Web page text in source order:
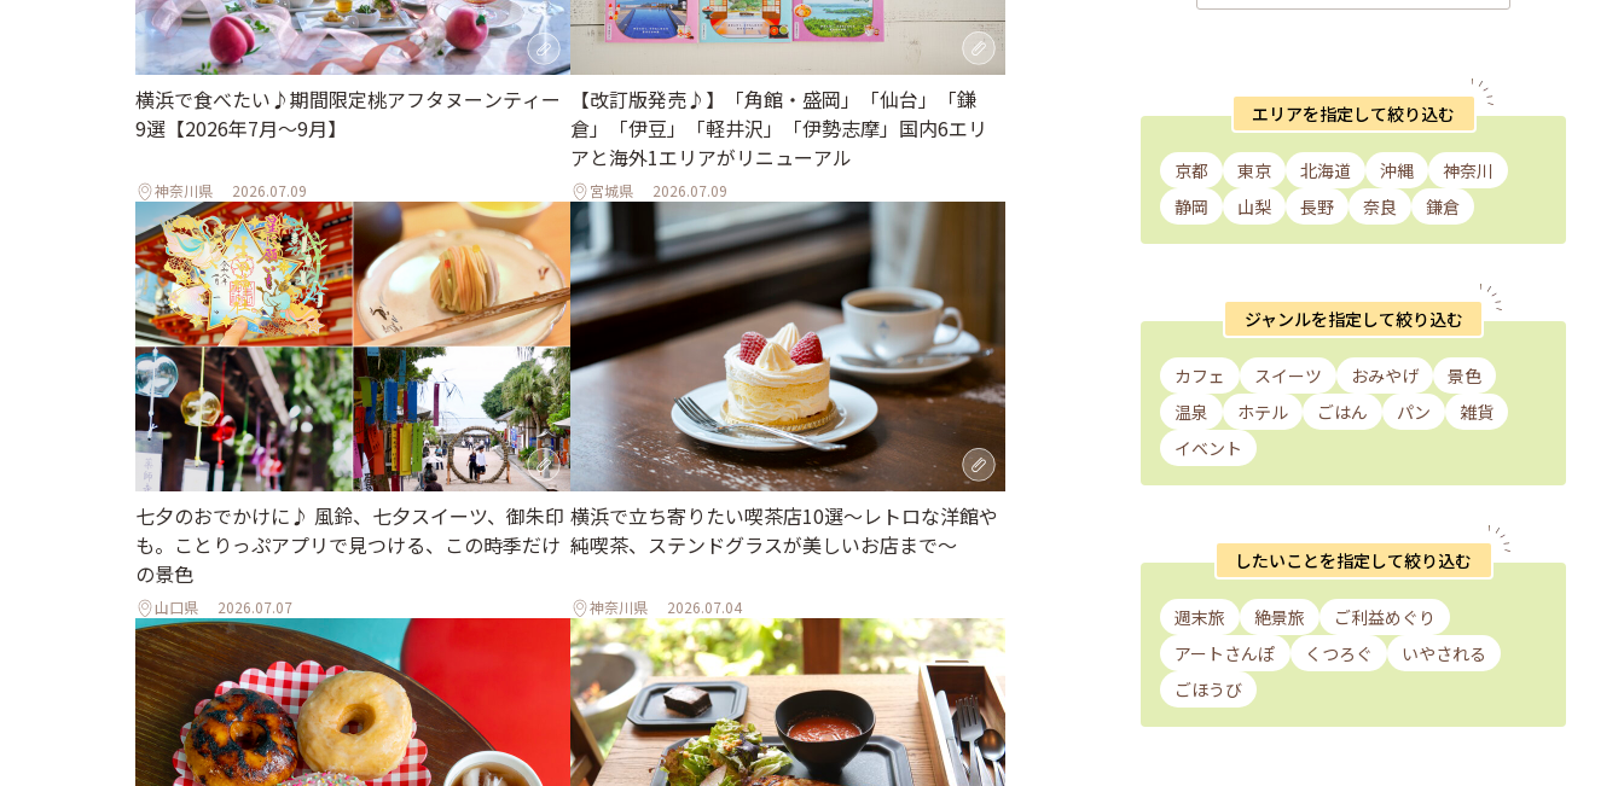
横浜で食べたい♪期間限定桃アフタヌーンティー
9選【2026年7月～9月】
神奈川県 2026.07.09
【改訂版発売♪】「角館・盛岡」「仙台」「鎌
倉」「伊豆」「軽井沢」「伊勢志摩」国内6エリ
アと海外1エリアがリニューアル
宮城県 2026.07.09
七夕のおでかけに♪ 風鈴、七夕スイーツ、御朱印
も。ことりっぷアプリで見つける、この時季だけ
の景色
山口県 2026.07.07
横浜で立ち寄りたい喫茶店10選～レトロな洋館や
純喫茶、ステンドグラスが美しいお店まで～
神奈川県 2026.07.04
エリアを指定して絞り込む
京都 東京 北海道 沖縄
神奈川
静岡
山梨 長野 奈良 鎌倉
ジャンルを指定して絞り込む
カフェ スイーツ おみやげ
景色
温泉
ホテル ごはん パン
雑貨
イベント
したいことを指定して絞り込む
週末旅 絶景旅
ご利益めぐり
アートさんぽ
くつろぐ
いやされる
ごほうび